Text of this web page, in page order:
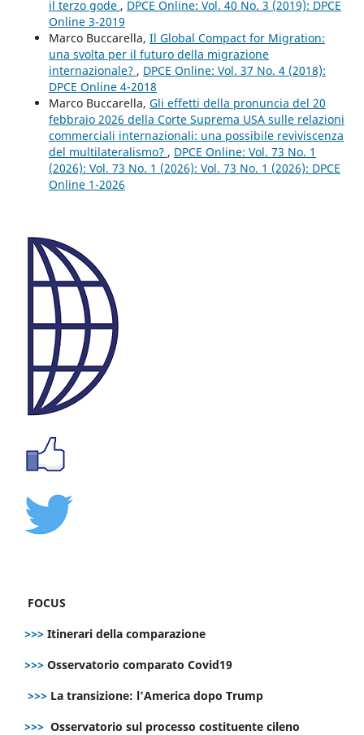
il terzo gode , DPCE Online: Vol. 40 No. 3 (2019): DPCE
Online 3-2019
Marco Buccarella, Il Global Compact for Migration:
una svolta per il futuro della migrazione
internazionale? , DPCE Online: Vol. 37 No. 4 (2018):
DPCE Online 4-2018
Marco Buccarella, Gli effetti della pronuncia del 20
febbraio 2026 della Corte Suprema USA sulle relazioni
commerciali internazionali: una possibile reviviscenza
del multilateralismo? , DPCE Online: Vol. 73 No. 1
(2026): Vol. 73 No. 1 (2026): Vol. 73 No. 1 (2026): DPCE
Online 1-2026
FOCUS
>>> Itinerari della comparazione
>>> Osservatorio comparato Covid19
>>> La transizione: l’America dopo Trump
>>> Osservatorio sul processo costituente cileno